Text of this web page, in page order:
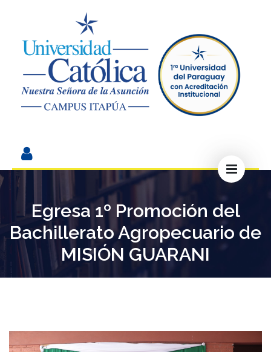
Egresa 1º Promoción del
Bachillerato Agropecuario de
MISIÓN GUARANI